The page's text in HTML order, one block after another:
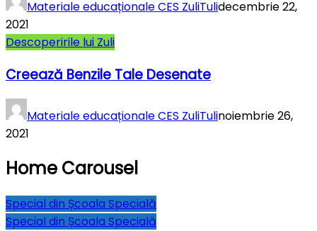
Materiale educaționale CES ZuliTulidecembrie 22,
2021
Descoperirile lui Zuli
Creează Benzile Tale Desenate
Materiale educaționale CES ZuliTulinoiembrie 26,
2021
Home Carousel
Special din Școala Specială
Special din Școala Specială